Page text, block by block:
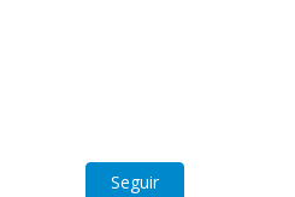
Seguir